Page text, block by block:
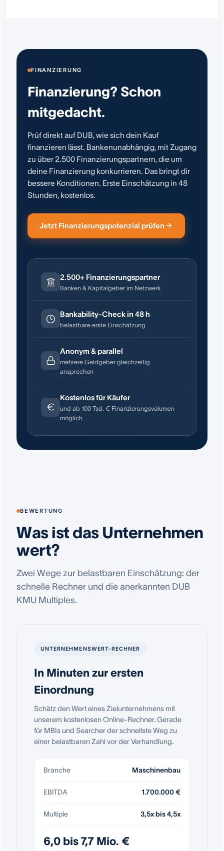
FINANZIERUNG
Finanzierung? Schon
mitgedacht.
Prüf direkt auf DUB, wie sich dein Kauf
finanzieren lässt. Bankenunabhängig, mit Zugang
zu über 2.500 Finanzierungspartnern, die um
deine Finanzierung konkurrieren. Das bringt dir
bessere Konditionen. Erste Einschätzung in 48
Stunden, kostenlos.
Jetzt Finanzierungspotenzial prüfen
2.500+ Finanzierungspartner
Banken & Kapitalgeber im Netzwerk
Bankability-Check in 48 h
belastbare erste Einschätzung
Anonym & parallel
mehrere Geldgeber gleichzeitig
ansprechen
Kostenlos für Käufer
und ab 100 Tsd. € Finanzierungsvolumen
möglich
BEWERTUNG
Was ist das Unternehmen
wert?
Zwei Wege zur belastbaren Einschätzung: der
schnelle Rechner und die anerkannten DUB
KMU Multiples.
UNTERNEHMENSWERT-RECHNER
In Minuten zur ersten
Einordnung
Schätz den Wert eines Zielunternehmens mit
unserem kostenlosen Online-Rechner. Gerade
für MBIs und Searcher der schnellste Weg zu
einer belastbaren Zahl vor der Verhandlung.
Branche Maschinenbau
EBITDA 1.700.000 €
Multiple 3,5x bis 4,5x
6,0 bis 7,7 Mio. €